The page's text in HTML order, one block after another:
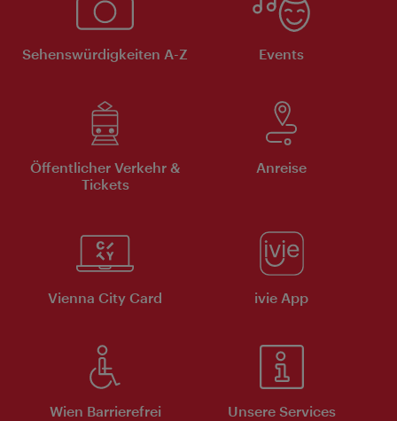
Sehenswürdigkeiten A-Z Events
Öffentlicher Verkehr &
Tickets
Anreise
Vienna City Card ivie App
Wien Barrierefrei Unsere Services